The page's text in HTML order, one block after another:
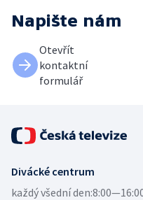
Napište nám
Otevřít
kontaktní
formulář
Divácké centrum
každý všední den: